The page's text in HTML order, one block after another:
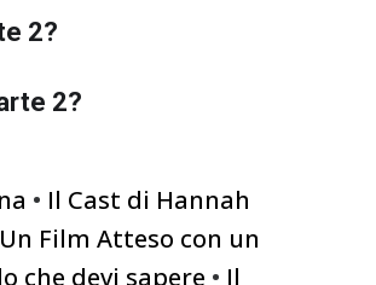
2?
2?
• Il Cast di Hannah
Film Atteso con un
che devi sapere • Il